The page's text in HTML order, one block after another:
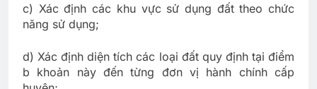
c) Xác định các khu vực sử dụng đất theo chức
năng sử dụng;
d) Xác định diện tích các loại đất quy định tại điểm
b khoản này đến từng đơn vị hành chính cấp